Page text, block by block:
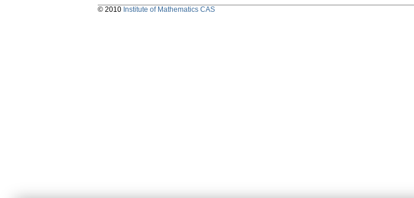
© 2010 Institute of Mathematics CAS